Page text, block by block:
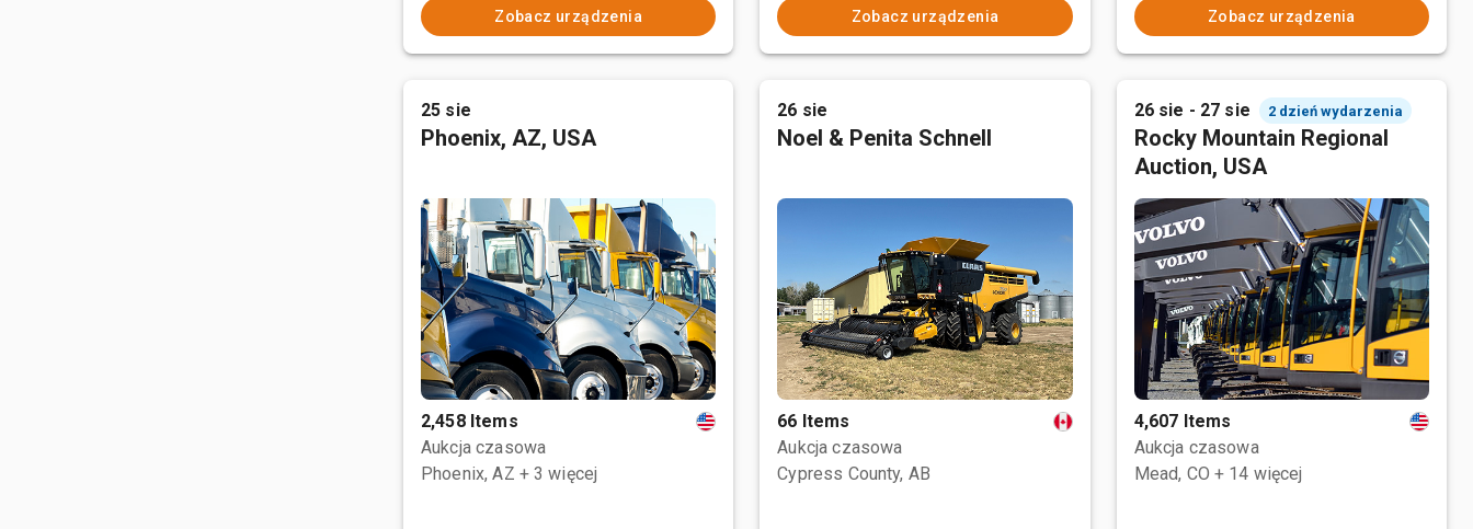
Zobacz urządzenia Zobacz urządzenia Zobacz urządzenia
25 sie
Phoenix, AZ, USA
2,458 Items
Aukcja czasowa
Phoenix, AZ + 3 więcej
26 sie
Noel & Penita Schnell
66 Items
Aukcja czasowa
Cypress County, AB
26 sie - 27 sie 2 dzień wydarzenia
Rocky Mountain Regional
Auction, USA
4,607 Items
Aukcja czasowa
Mead, CO + 14 więcej